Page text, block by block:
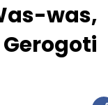
was,